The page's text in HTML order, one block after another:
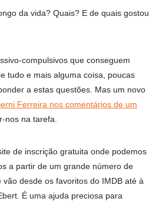
da vida? Quais? E de quais gostou
compulsivos que conseguem
tudo e mais alguma coisa, poucas
a estas questões. Mas um novo
Ferreira nos comentários de um
nos na tarefa.
de inscrição gratuita onde podemos
a partir de um grande número de
desde os favoritos do IMDB até à
É uma ajuda preciosa para